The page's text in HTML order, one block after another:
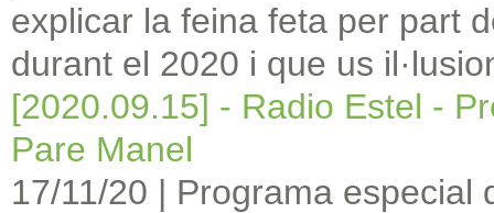
explicar la feina feta per part
durant el 2020 i que us
[2020.09.15] - Radio Estel -
Pare Manel
17/11/20 | Programa especial